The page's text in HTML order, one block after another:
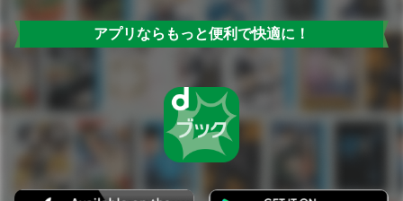
アプリならもっと便利で快適に！